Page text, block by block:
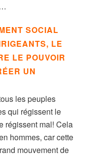
SOCIAL
LE
LE POUVOIR
UN
les peuples
qui régissent le
régissent mal! Cela
hommes, car cette
mouvement de